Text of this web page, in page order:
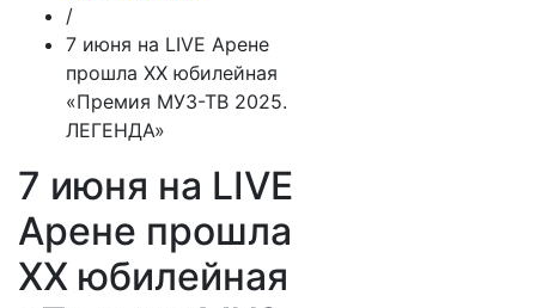
/
7 июня на LIVE Арене
прошла ХХ юбилейная
«Премия МУЗ-ТВ 2025.
ЛЕГЕНДА»
7 июня на LIVE
Арене прошла
ХХ юбилейная